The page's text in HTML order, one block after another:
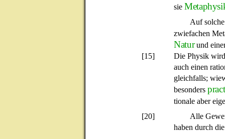
sie
Auf
zwiefachen
Naturund
[15]
Die Physik
auch einen
gleichfalls;
besonders
tionale aber
[20]
Alle
haben durch